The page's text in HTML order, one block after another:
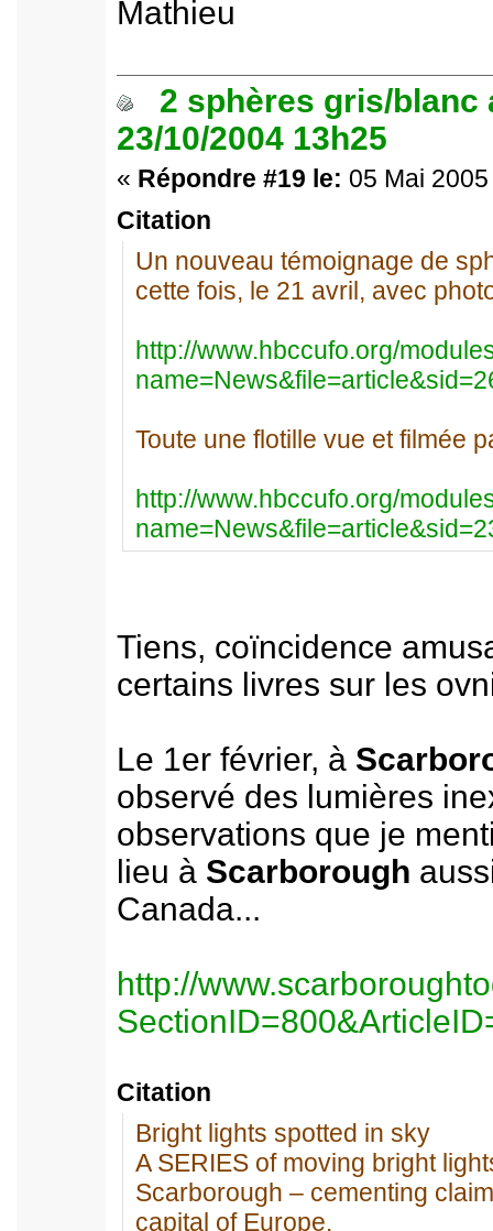
Mathieu
2 sphères gris/blanc
23/10/2004 13h25
« Répondre #19 le: 05 Mai
Citation
Un nouveau témoignage de
cette fois, le 21 avril, avec
http://www.hbccufo.org/
Toute une flotille vue et filmée
http://www.hbccufo.org/
Tiens, coïncidence
certains livres sur les
Le 1er février, à
observé des lumières
observations que je
lieu à Scarborough
Canada...
http://
Citation
Bright lights spotted in sky
A SERIES of moving bright
Scarborough – cementing
capital of Europe.